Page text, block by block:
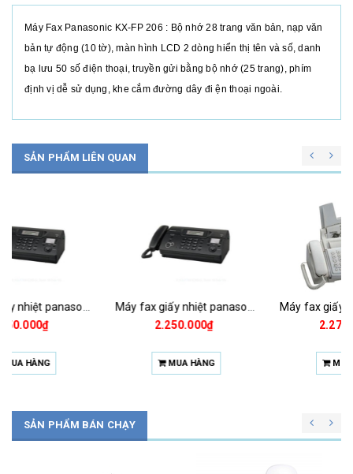
Máy Fax Panasonic KX-FP 206 : Bộ nhớ 28 trang văn bản, nạp văn
bản tự động (10 tờ), màn hình LCD 2 dòng hiển thị tên và số, danh
bạ lưu 50 số điện thoại, truyền gửi bằng bộ nhớ (25 trang), phím
định vị dễ sử dụng, khe cắm đường dây đi ện thoại ngoài.
SẢN PHẨM LIÊN QUAN
Máy fax giấy nhiệt panasonic kx-ft987
Máy fax giấy nhiệt panasonic kx-ft983
SẢN PHẨM BÁN CHẠY